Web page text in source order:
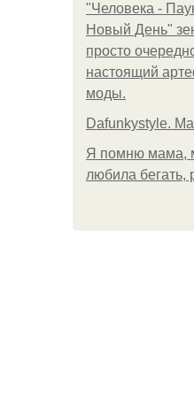
"Человека -
Новый День"
просто
настоящий
моды.
Dafunkystyle.
Я помню мама,
любила бегать,